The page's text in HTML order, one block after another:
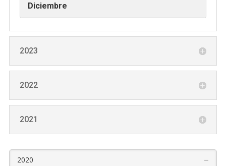
Diciembre
2023
2022
2021
2020 –